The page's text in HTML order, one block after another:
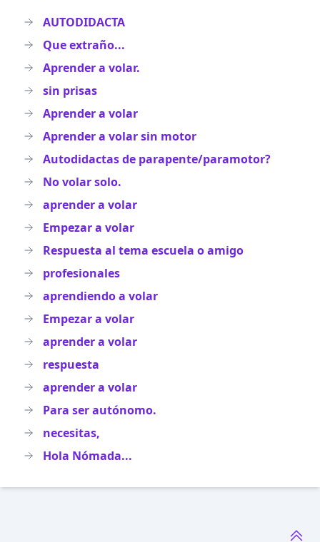
AUTODIDACTA
Que extraño...
Aprender a volar.
sin prisas
Aprender a volar
Aprender a volar sin motor
Autodidactas de parapente/paramotor?
No volar solo.
aprender a volar
Empezar a volar
Respuesta al tema escuela o amigo
profesionales
aprendiendo a volar
Empezar a volar
aprender a volar
respuesta
aprender a volar
Para ser autónomo.
necesitas,
Hola Nómada...